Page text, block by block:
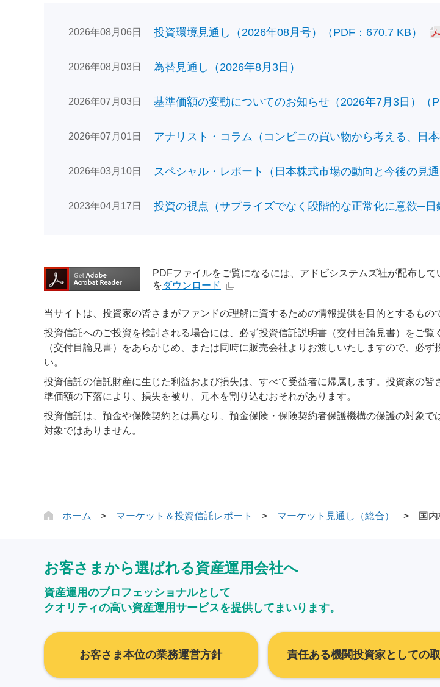
2026年08月06日 投資環境見通し（2026年08月号）（PDF：670.7 KB）
2026年08月03日 為替見通し（2026年8月3日）
2026年07月03日 基準価額の変動についてのお知らせ（2026年7月3日）（
2026年07月01日 アナリスト・コラム（コンビニの買い物から考える、日
2026年03月10日 スペシャル・レポート（日本株式市場の動向と今後の見
2023年04月17日 投資の視点（サプライズでなく段階的な正常化に意欲─日
PDFファイルをご覧になるには、アドビシステムズ社が配布し
をダウンロード
当サイトは、投資家の皆さまがファンドの理解に資するための情報提供を目的とするもの
投資信託へのご投資を検討される場合には、必ず投資信託説明書（交付目論見書）をご
（交付目論見書）をあらかじめ、または同時に販売会社よりお渡しいたしますので、必
い。
投資信託の信託財産に生じた利益および損失は、すべて受益者に帰属します。投資家の
準価額の下落により、損失を被り、元本を割り込むおそれがあります。
投資信託は、預金や保険契約とは異なり、預金保険・保険契約者保護機構の保護の対象
対象ではありません。
ホーム マーケット＆投資信託レポート マーケット見通し（総合） 国
お客さまから選ばれる資産運用会社へ
資産運用のプロフェッショナルとして
クオリティの高い資産運用サービスを提供してまいります。
お客さま本位の業務運営方針 責任ある機関投資家としての